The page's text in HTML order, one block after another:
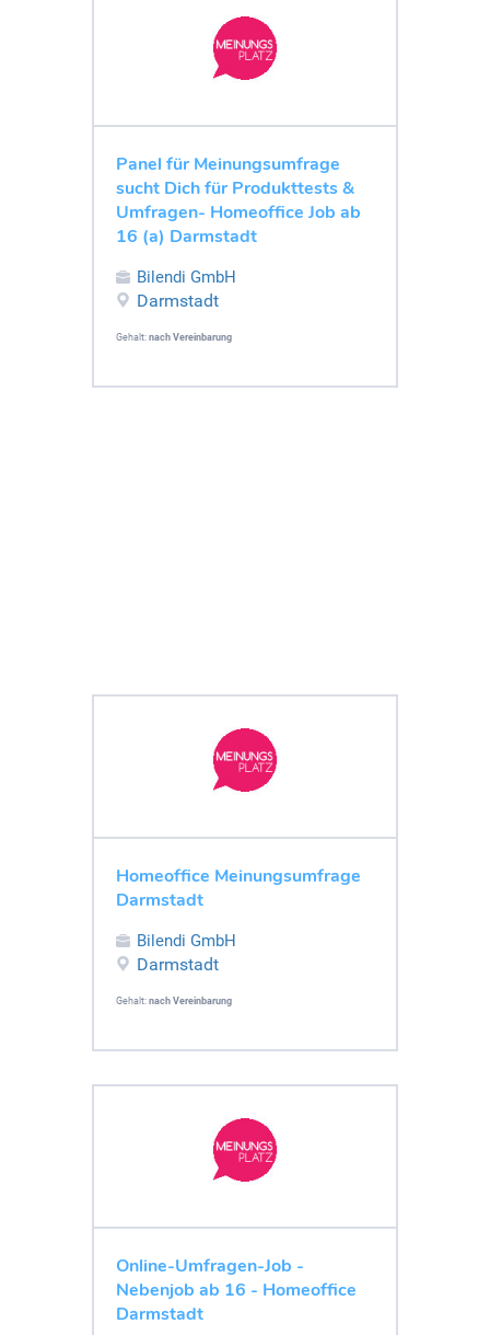
Panel für Meinungsumfrage
sucht Dich für Produkttests &
Umfragen- Homeoffice Job ab
16 (a) Darmstadt
Bilendi GmbH
Darmstadt
Gehalt: nach Vereinbarung
Homeoffice Meinungsumfrage
Darmstadt
Bilendi GmbH
Darmstadt
Gehalt: nach Vereinbarung
Online-Umfragen-Job -
Nebenjob ab 16 - Homeoffice
Darmstadt